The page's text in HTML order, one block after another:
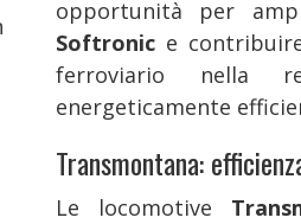
opportunità per
Softronic e
ferroviario nella
energeticamente
Transmontana:
Le locomotive